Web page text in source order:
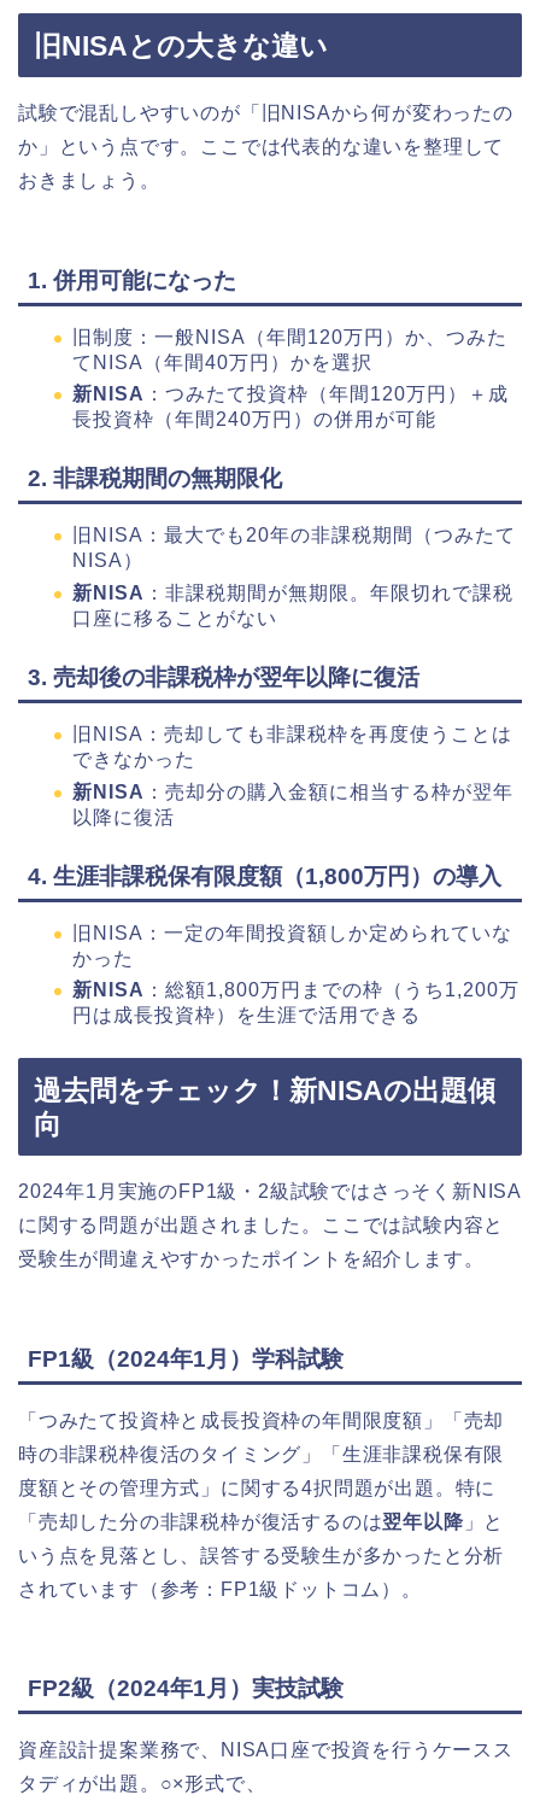
旧NISAとの大きな違い
試験で混乱しやすいのが「旧NISAから何が変わったの
か」という点です。ここでは代表的な違いを整理して
おきましょう。
1. 併用可能になった
旧制度：一般NISA（年間120万円）か、つみた
てNISA（年間40万円）かを選択
新NISA ：つみたて投資枠（年間120万円）＋成
長投資枠（年間240万円）の併用が可能
2. 非課税期間の無期限化
旧NISA：最大でも20年の非課税期間（つみたて
NISA）
新NISA ：非課税期間が無期限。年限切れで課税
口座に移ることがない
3. 売却後の非課税枠が翌年以降に復活
旧NISA：売却しても非課税枠を再度使うことは
できなかった
新NISA ：売却分の購入金額に相当する枠が翌年
以降に復活
4. 生涯非課税保有限度額（1,800万円）の導入
旧NISA：一定の年間投資額しか定められていな
かった
新NISA ：総額1,800万円までの枠（うち1,200万
円は成長投資枠）を生涯で活用できる
過去問をチェック！新NISAの出題傾
向
2024年1月実施のFP1級・2級試験ではさっそく新NISA
に関する問題が出題されました。ここでは試験内容と
受験生が間違えやすかったポイントを紹介します。
FP1級（2024年1月）学科試験
「つみたて投資枠と成長投資枠の年間限度額」「売却
時の非課税枠復活のタイミング」「生涯非課税保有限
度額とその管理方式」に関する4択問題が出題。特に
「売却した分の非課税枠が復活するのは翌年以降 」と
いう点を見落とし、誤答する受験生が多かったと分析
されています（参考：FP1級ドットコム）。
FP2級（2024年1月）実技試験
資産設計提案業務で、NISA口座で投資を行うケースス
タディが出題。○×形式で、